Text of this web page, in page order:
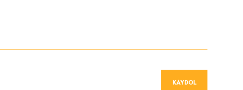
KAYDOL